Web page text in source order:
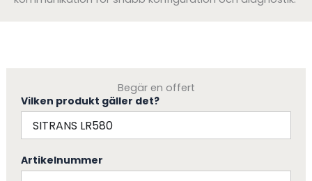
Begär en offert
Vilken produkt gäller det?
Artikelnummer